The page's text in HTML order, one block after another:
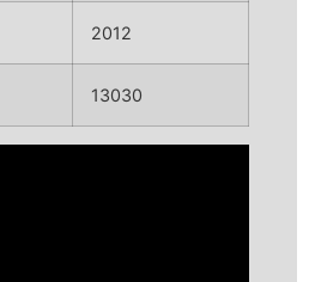
2012
13030